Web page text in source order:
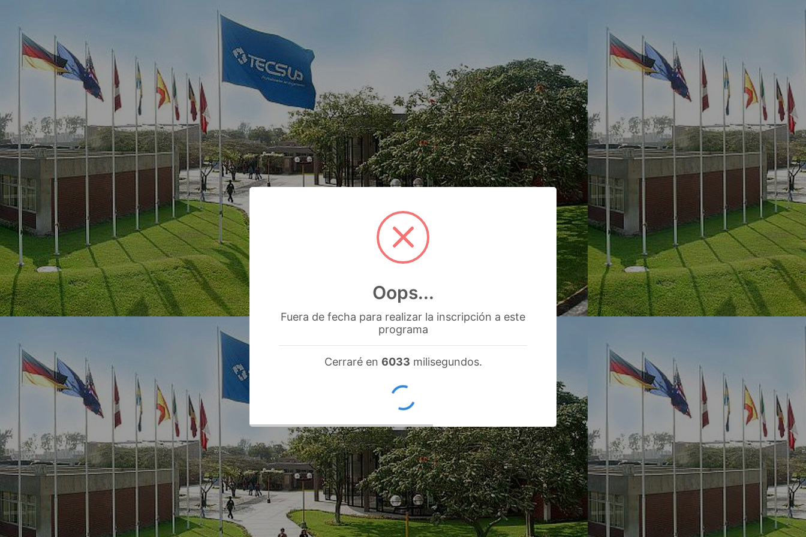
Oops...
Fuera de fecha para realizar la inscripción a este
programa
Cerraré en 5334 milisegundos.
OK